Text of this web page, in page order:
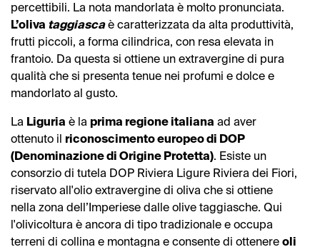
percettibili. La nota mandorlata è molto pronunciata.
L’oliva taggiascaè caratterizzata da alta produttività,
frutti piccoli, a forma cilindrica, con resa elevata in
frantoio. Da questa si ottiene un extravergine di pura
qualità che si presenta tenue nei profumi e dolce e
mandorlato al gusto.
La Liguria è la prima regione italiana ad aver
ottenuto il riconoscimento europeo di DOP
(Denominazione di Origine Protetta). Esiste un
consorzio di tutela DOP Riviera Ligure Riviera dei Fiori,
riservato all'olio extravergine di oliva che si ottiene
nella zona dell’Imperiese dalle olive taggiasche. Qui
l'olivicoltura è ancora di tipo tradizionale e occupa
terreni di collina e montagna e consente di ottenere oli